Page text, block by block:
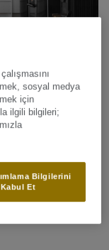
lamine
bir şekilde
sosyal medya
için
ilgili bilgileri;
Bilgilerini
Kabul Et